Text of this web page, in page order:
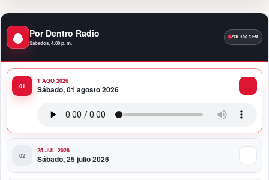
Presidente Abinader participa en la transmisión de
mando presidencial de Abelardo de la Espriella en
10:34 PM
Presidente Abinader participa en la transmisión de
Colombia
Por Dentro Radio
Sábados, 4:00 p. m.
1 AGO 2026
Sábado, 01 agosto 2026
25 JUL 2026
Sábado, 25 julio 2026